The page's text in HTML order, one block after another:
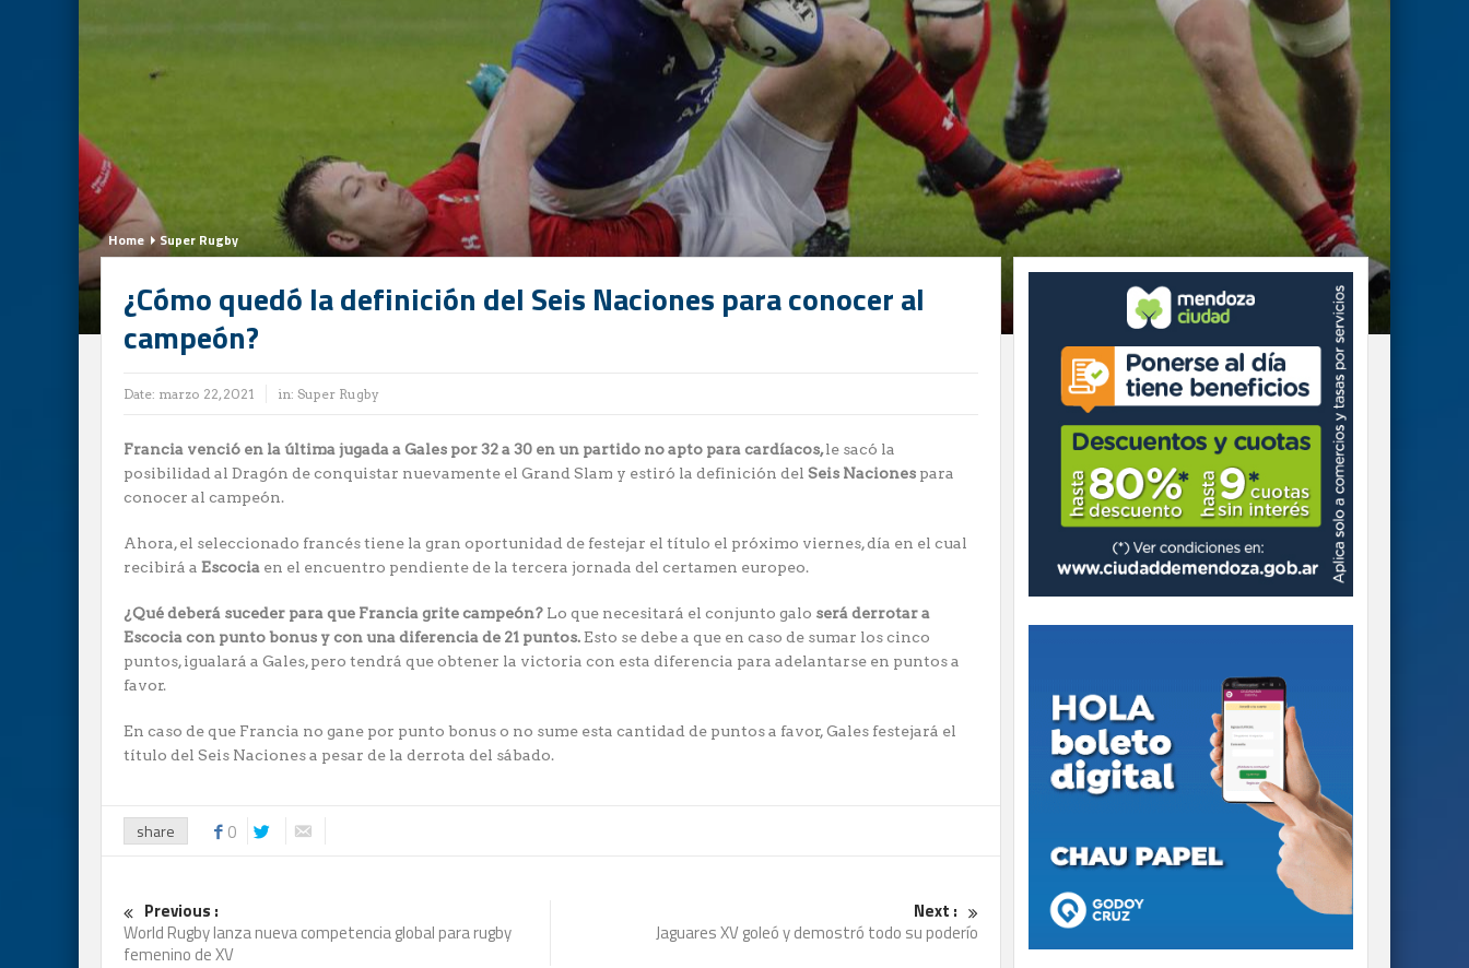
Home Super Rugby
¿Cómo quedó la definición del Seis Naciones para conocer al
campeón?
Date: marzo 22, 2021 in: Super Rugby
Francia venció en la última jugada a Gales por 32 a 30 en un partido no apto para cardíacos,le sacó la
posibilidad al Dragón de conquistar nuevamente el Grand Slam y estiró la definición del Seis Naciones para
conocer al campeón.
Ahora, el seleccionado francés tiene la gran oportunidad de festejar el título el próximo viernes, día en el cual
recibirá a Escocia en el encuentro pendiente de la tercera jornada del certamen europeo.
¿Qué deberá suceder para que Francia grite campeón? Lo que necesitará el conjunto galo será derrotar a
Escocia con punto bonus y con una diferencia de 21 puntos.Esto se debe a que en caso de sumar los cinco
puntos, igualará a Gales, pero tendrá que obtener la victoria con esta diferencia para adelantarse en puntos a
favor.
En caso de que Francia no gane por punto bonus o no sume esta cantidad de puntos a favor, Gales festejará el
título del Seis Naciones a pesar de la derrota del sábado.
share 0
Previous :
World Rugby lanza nueva competencia global para rugby
femenino de XV
Next :
Jaguares XV goleó y demostró todo su poderío